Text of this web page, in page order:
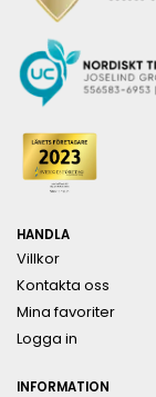
HANDLA
Villkor
Kontakta oss
Mina favoriter
Logga in
INFORMATION